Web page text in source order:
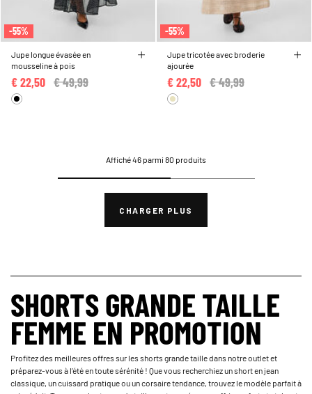
-55%
Jupe longue évasée en
mousseline à pois
Price reduced from
€ 49,99
€ 22,50
-55%
Jupe tricotée avec broderie
ajourée
Price reduced from
€ 49,99
€ 22,50
Affiché 46 parmi 80 produits
CHARGER PLUS
SHORTS GRANDE TAILLE
FEMME EN PROMOTION
Profitez des meilleures offres sur les shorts grande taille dans notre outlet et
préparez-vous à l’été en toute sérénité ! Que vous recherchiez un short en jean
classique, un cuissard pratique ou un corsaire tendance, trouvez le modèle parfait à